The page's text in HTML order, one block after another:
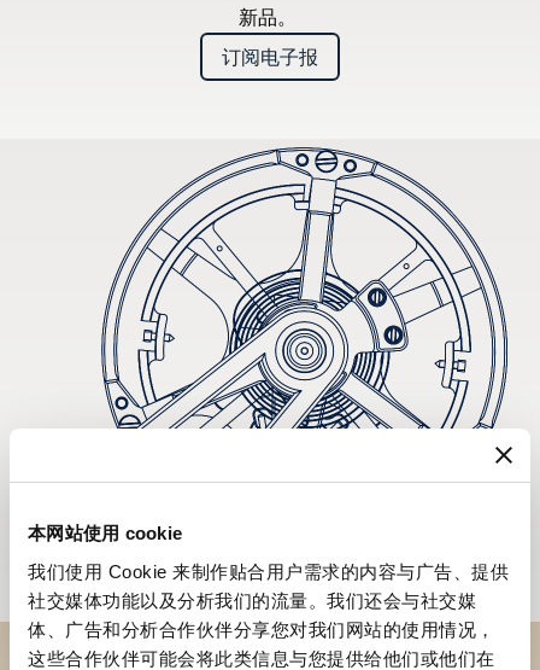
本网站使用 cookie
我们使用 Cookie 来制作贴合用户需求的内容与广告、提供
社交媒体功能以及分析我们的流量。我们还会与社交媒
体、广告和分析合作伙伴分享您对我们网站的使用情况，
这些合作伙伴可能会将此类信息与您提供给他们或他们在
新品。
订阅电子报